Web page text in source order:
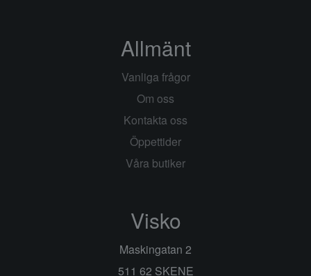
Allmänt
Vanliga frågor
Om oss
Kontakta oss
Öppettider
Våra butiker
Visko
Maskingatan 2
511 62 SKENE